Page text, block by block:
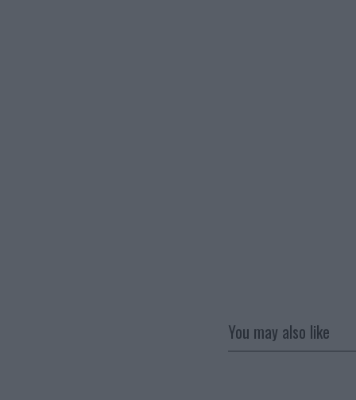
You may also like